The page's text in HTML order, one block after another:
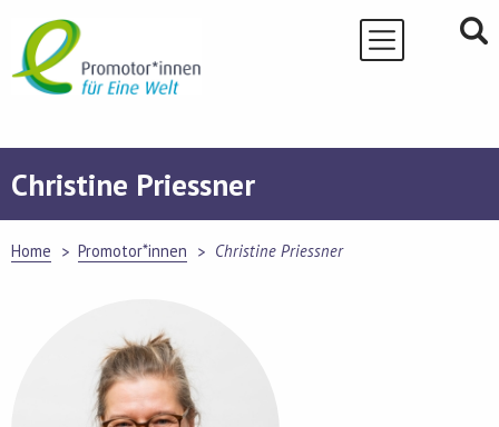
content
Christine Priessner
Home Promotor*innen Christine Priessner